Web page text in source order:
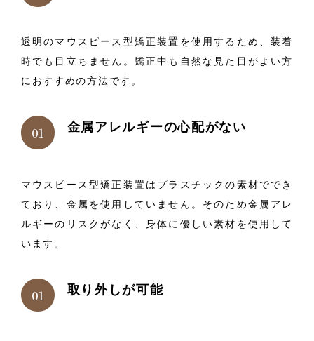
透明のマウスピース型矯正装置を使用するため、装着
時でも目立ちません。矯正中も自然な見た目がよい方
におすすめの方法です。
金属アレルギーの心配がない
マウスピース型矯正装置はプラスチックの素材ででき
ており、金属を使用していません。そのため金属アレ
ルギーのリスクがなく、身体に優しい素材を使用して
います。
取り外しが可能